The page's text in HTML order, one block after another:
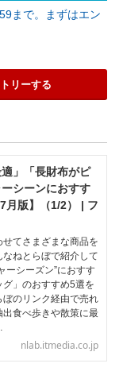
まで。まずはエン
リーする
適」「長財布がピ
シーンにおすす
月版】（1/2） | フ
てさまざまな商品を
ねとらぼで紹介して
ーシーズン”におすす
」のおすすめ5選を
のリンク経由で売れ
食べ歩きや散策に最
nlab.itmedia.co.jp